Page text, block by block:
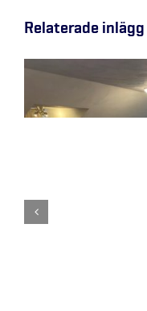
Relaterade inlägg